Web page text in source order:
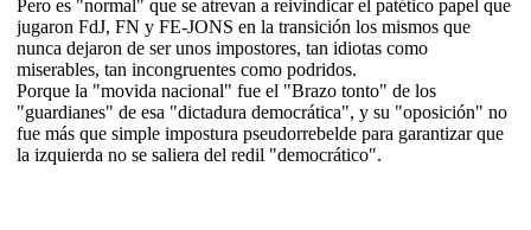
Pero es "normal" que se atrevan a reivindicar el patético papel que
jugaron FdJ, FN y FE-JONS en la transición los mismos que
nunca dejaron de ser unos impostores, tan idiotas como
miserables, tan incongruentes como podridos.
Porque la "movida nacional" fue el "Brazo tonto" de los
"guardianes" de esa "dictadura democrática", y su "oposición" no
fue más que simple impostura pseudorrebelde para garantizar que
la izquierda no se saliera del redil "democrático".